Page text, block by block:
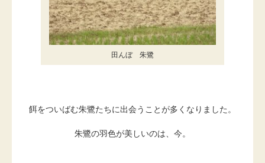
田んぼ 朱鷺
餌をついばむ朱鷺たちに出会うことが多くなりました。
朱鷺の羽色が美しいのは、今。